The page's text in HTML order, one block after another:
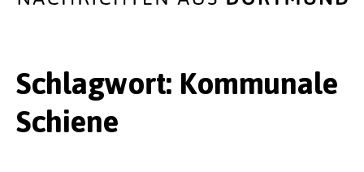
Schlagwort: Kommunale
Schiene